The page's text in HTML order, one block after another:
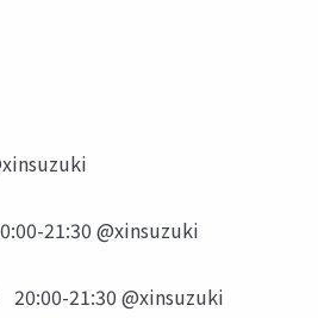
21:30 @xinsuzuki
20:00-21:30 @xinsuzuki